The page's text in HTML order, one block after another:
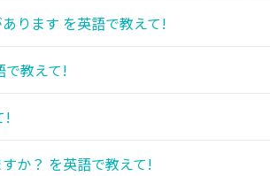
ります を英語で教えて!
で教えて!
!
か？ を英語で教えて!